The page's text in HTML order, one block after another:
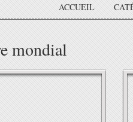
ACCUEIL
mondial